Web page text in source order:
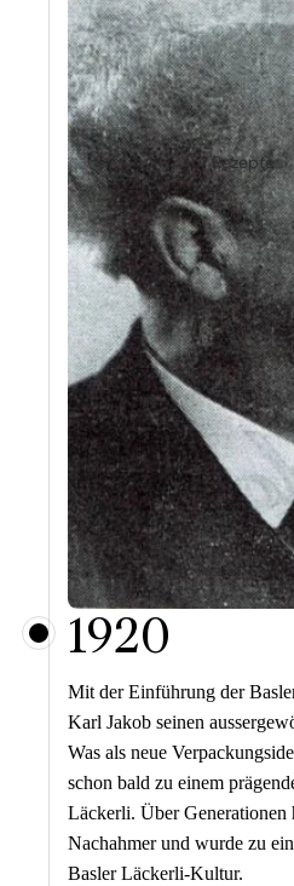
Rezepte
1920
Mit der Einführung der
Karl Jakob seinen
Was als neue
schon bald zu einem
Läckerli. Über
Nachahmer und wurde zu
Basler Läckerli-Kultur.